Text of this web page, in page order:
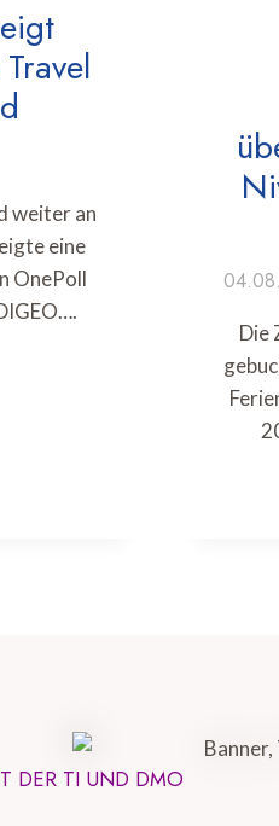
weiter an
eine
OnePoll
Die
DER TI UND DMO